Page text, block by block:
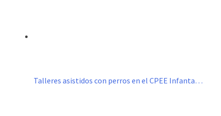
Talleres asistidos con perros en el CPEE Infanta…